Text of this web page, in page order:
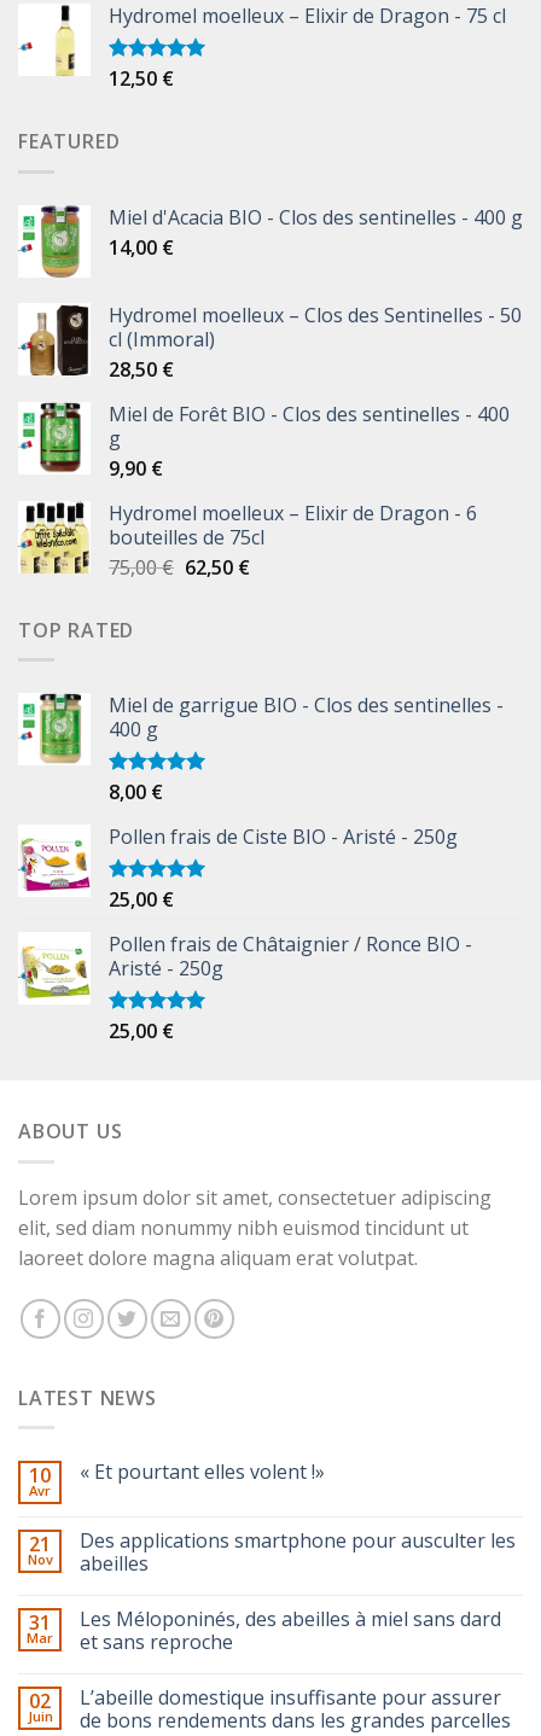
Hydromel moelleux – Elixir de Dragon - 75 cl
Note5.00
12,50 €
FEATURED
Miel d'Acacia BIO - Clos des sentinelles - 400 g
14,00 €
Hydromel moelleux – Clos des Sentinelles - 50
cl (Immoral)
28,50 €
Miel de Forêt BIO - Clos des sentinelles - 400
g
9,90 €
Hydromel moelleux – Elixir de Dragon - 6
bouteilles de 75cl
75,00€ 62,50 €
TOP RATED
Miel de garrigue BIO - Clos des sentinelles -
400 g
Note5.00
8,00 €
Pollen frais de Ciste BIO - Aristé - 250g
Note5.00
25,00 €
Pollen frais de Châtaignier / Ronce BIO -
Aristé - 250g
Note5.00
25,00 €
ABOUT US
Lorem ipsum dolor sit amet, consectetuer adipiscing
elit, sed diam nonummy nibh euismod tincidunt ut
laoreet dolore magna aliquam erat volutpat.
LATEST NEWS
10
Avr
« Et pourtant elles volent !»
21
Nov
Des applications smartphone pour ausculter les
abeilles
31
Mar
Les Méloponinés, des abeilles à miel sans dard
et sans reproche
02
Juin
L’abeille domestique insuffisante pour assurer
de bons rendements dans les grandes parcelles